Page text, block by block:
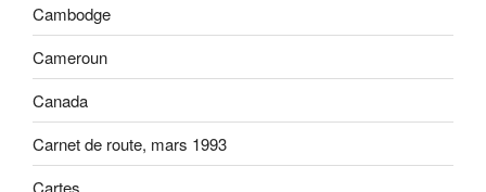
Cambodge
Cameroun
Canada
Carnet de route, mars 1993
Cartes